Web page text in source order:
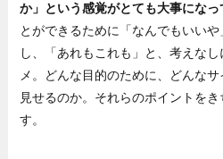
か」という感覚がとても大事になっ
とができるために「なんでもいい
し、「あれもこれも」と、考えな
メ。どんな目的のために、どんな
見せるのか。それらのポイントを
す。